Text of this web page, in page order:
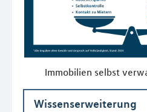
Immobilien selbst
Wissenserweiterung